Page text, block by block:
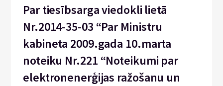
Par tiesībsarga viedokli lietā
Nr.2014-35-03 “Par Ministru
kabineta 2009.gada 10.marta
noteiku Nr.221 “Noteikumi par
elektronenerģijas ražošanu un